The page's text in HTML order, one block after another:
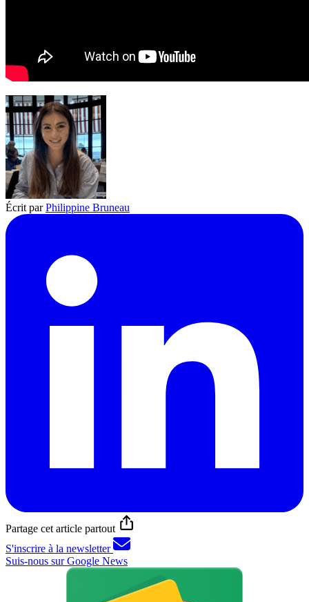
Écrit parPhilippine Bruneau
Partage cet article partout
S'inscrire à la newsletter
Suis-nous sur Google News